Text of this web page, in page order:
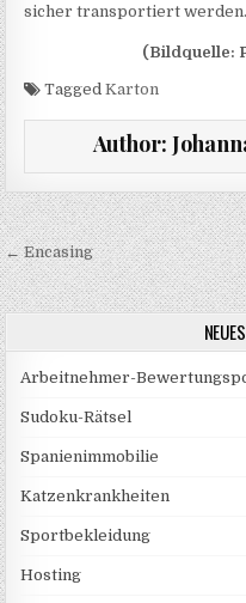
sicher transportiert werden.
(Bildquelle:
TaggedKarton
Author:
← Encasing
Arbeitnehmer-
Sudoku-Rätsel
Spanienimmobilie
Katzenkrankheiten
Sportbekleidung
Hosting